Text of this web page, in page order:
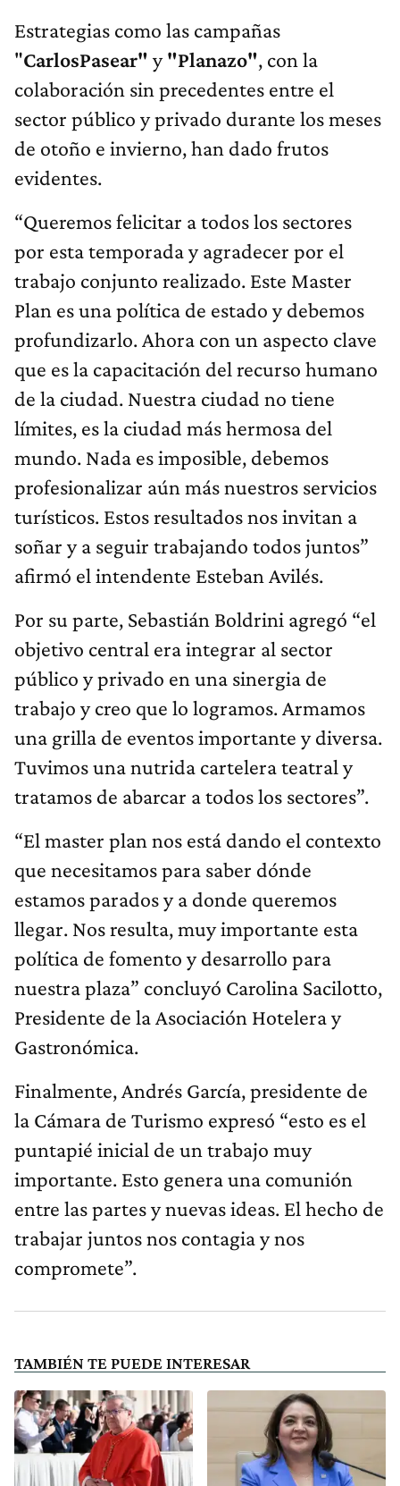
Estrategias como las campañas
"CarlosPasear" y"Planazo", con la
colaboración sin precedentes entre el
sector público y privado durante los meses
de otoño e invierno, han dado frutos
evidentes.
“Queremos felicitar a todos los sectores
por esta temporada y agradecer por el
trabajo conjunto realizado. Este Master
Plan es una política de estado y debemos
profundizarlo. Ahora con un aspecto clave
que es la capacitación del recurso humano
de la ciudad. Nuestra ciudad no tiene
límites, es la ciudad más hermosa del
mundo. Nada es imposible, debemos
profesionalizar aún más nuestros servicios
turísticos. Estos resultados nos invitan a
soñar y a seguir trabajando todos juntos”
afirmó el intendente Esteban Avilés.
Por su parte, Sebastián Boldrini agregó “el
objetivo central era integrar al sector
público y privado en una sinergia de
trabajo y creo que lo logramos. Armamos
una grilla de eventos importante y diversa.
Tuvimos una nutrida cartelera teatral y
tratamos de abarcar a todos los sectores”.
“El master plan nos está dando el contexto
que necesitamos para saber dónde
estamos parados y a donde queremos
llegar. Nos resulta, muy importante esta
política de fomento y desarrollo para
nuestra plaza” concluyó Carolina Sacilotto,
Presidente de la Asociación Hotelera y
Gastronómica.
Finalmente, Andrés García, presidente de
la Cámara de Turismo expresó “esto es el
puntapié inicial de un trabajo muy
importante. Esto genera una comunión
entre las partes y nuevas ideas. El hecho de
trabajar juntos nos contagia y nos
compromete”.
TAMBIÉN TE PUEDE INTERESAR